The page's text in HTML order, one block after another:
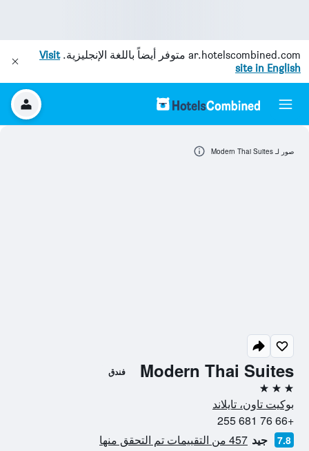
ar.hotelscombined.com متوفر أيضاً باللغة الإنجليزية.Visit
site in English
Modern Thai Suites فندق
3 نجوم
بوكيت تاون، تايلاند
+66 76 681 255
7.8 جيد 457 من التقييمات تم التحقق منها
صور لـ Modern Thai Suites